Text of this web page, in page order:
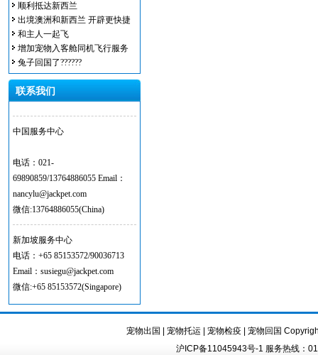
顺利抵达新西兰
出境澳洲和新西兰 开辟更快捷
和主人一起飞
增加宠物入客舱同机飞行服务
兔子回国了??????
联系我们
中国服务中心
电话：021-
69890859/13764886055 Email：
nancylu@jackpet.com
微信:13764886055(China)
新加坡服务中心
电话：+65 85153572/90036713
Email：susiegu@jackpet.com
微信:+65 85153572(Singapore)
宠物出国 宠物托运| 宠物检疫 宠物回国
沪ICP备11045943号-1 服务热线：